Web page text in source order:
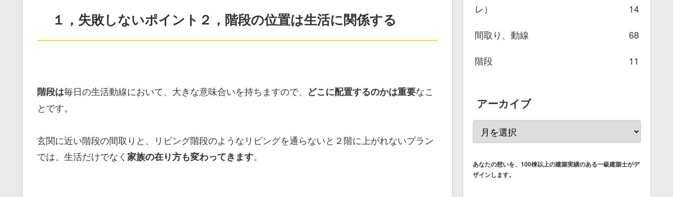
１，失敗しないポイント２，階段の位置は生活に関係する
階段は毎日の生活動線において、大きな意味合いを持ちますので、 どこに配置するのかは重要なこ
とです。
玄関に近い階段の間取りと、リビング階段のようなリビングを通らないと２階に上がれないプラン
では、生活だけでなく 家族の在り方も変わってきます。
レ）
14
間取り、動線
68
階段
11
アーカイブ
あなたの想いを、100棟以上の建築実績のある一級建築士がデ
ザインします。